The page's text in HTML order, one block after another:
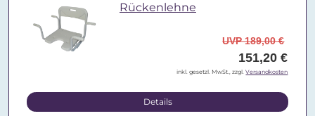
Rückenlehne
UVP 189,00 €
151,20 €
inkl. gesetzl. MwSt., zzgl.Versandkosten
Details